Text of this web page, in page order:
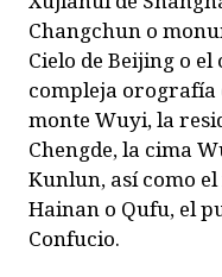
Changchun o
Cielo de Beijing o
compleja
monte Wuyi, la
Chengde, la cima
Kunlun, así como
Hainan o Qufu, el
Confucio.